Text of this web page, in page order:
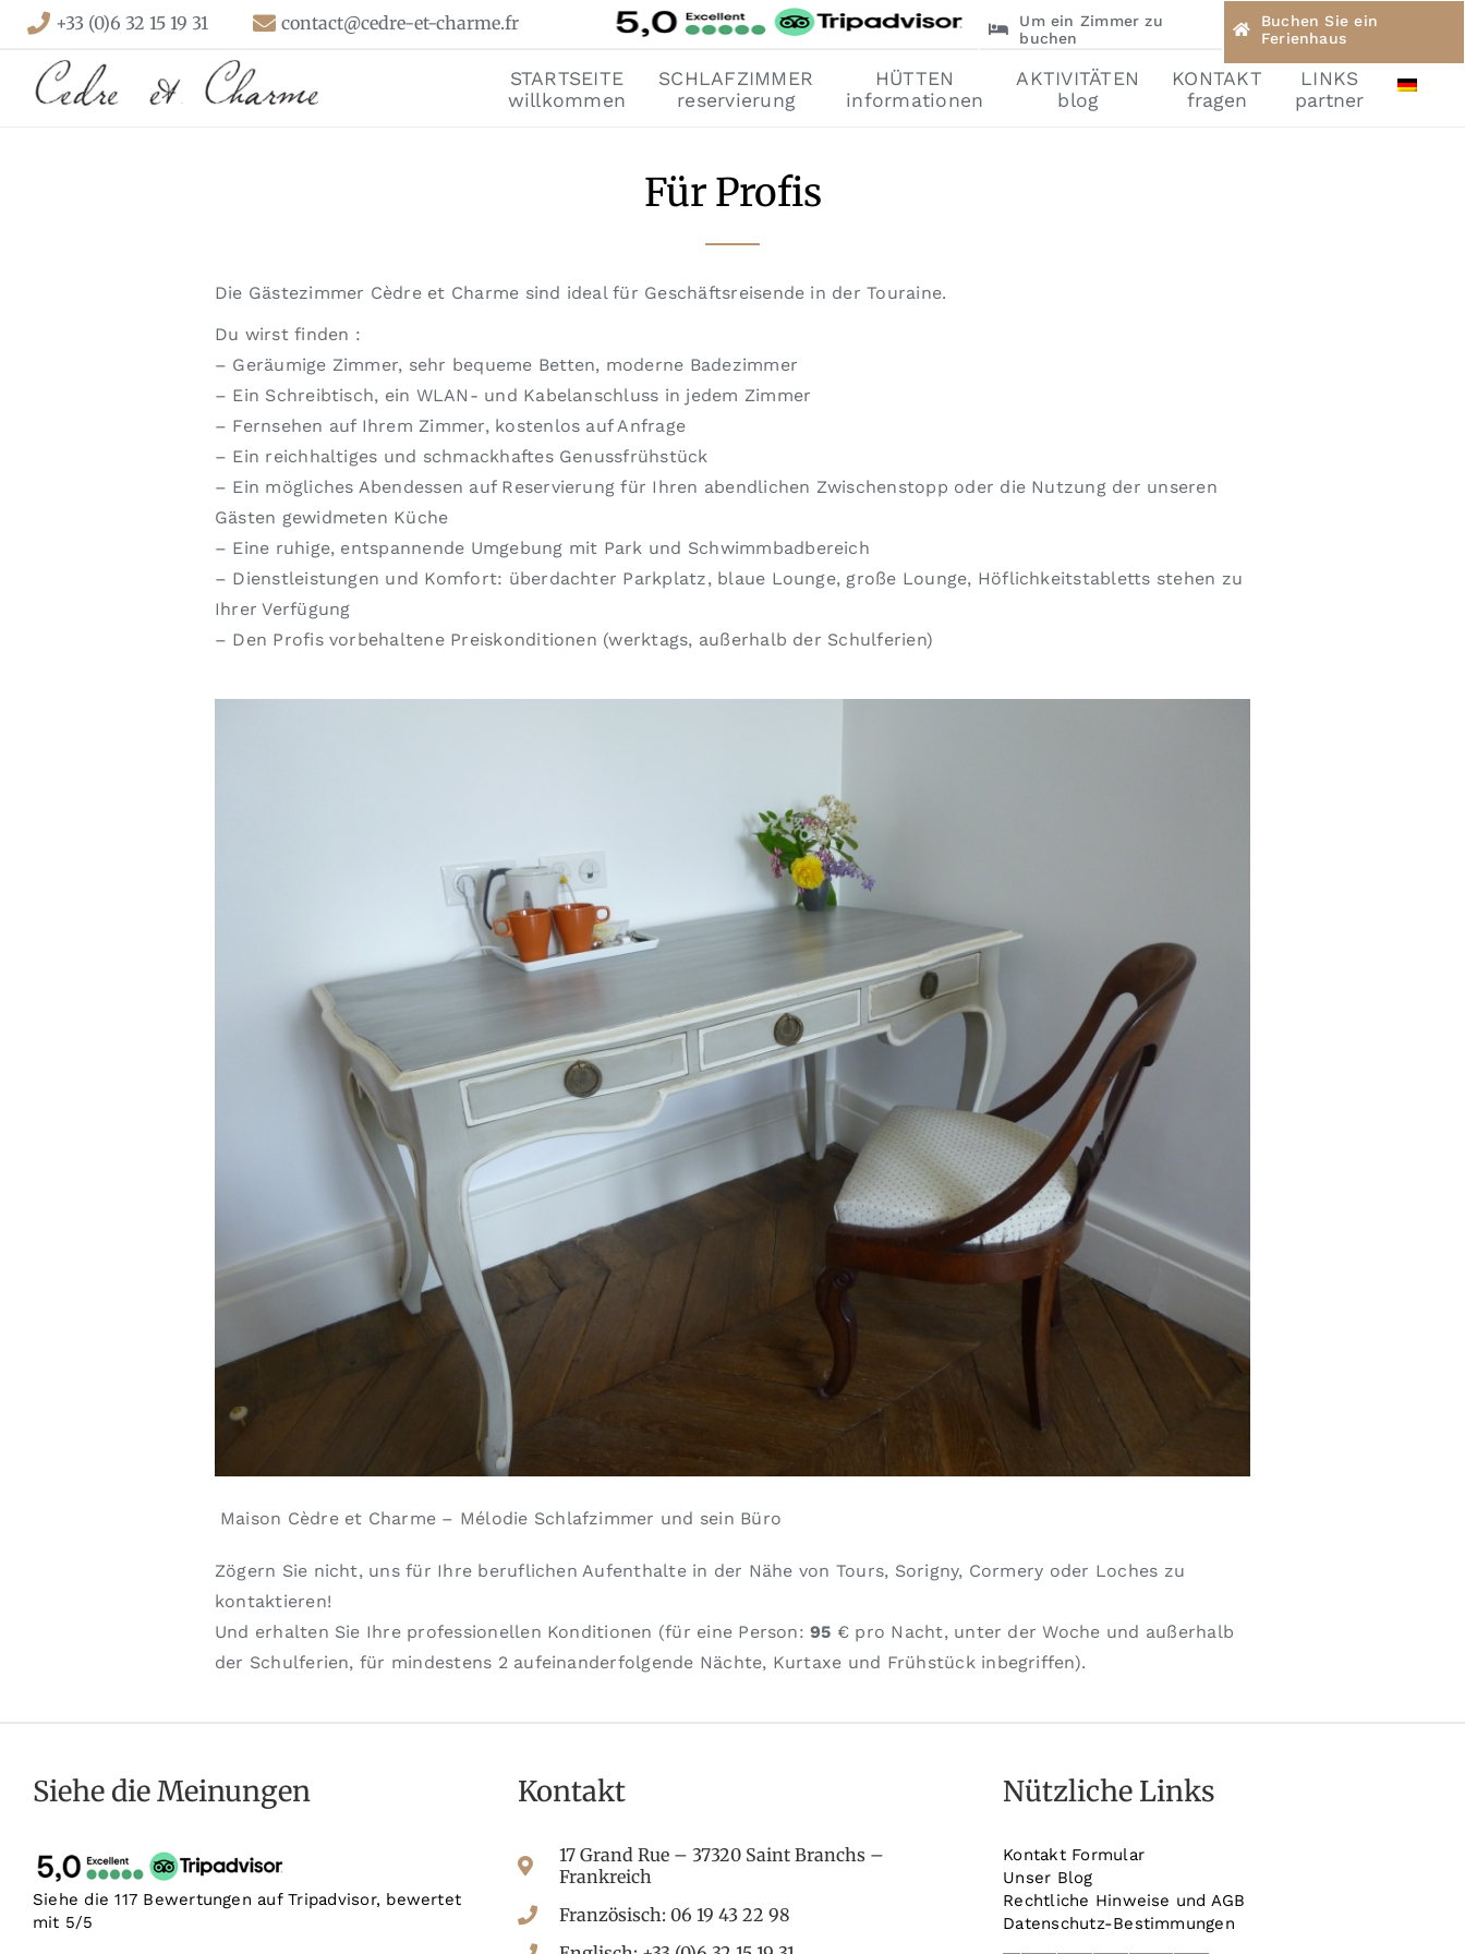
content
+33 (0)6 32 15 19 31 contact@cedre-et-charme.fr
Um ein Zimmer zu
buchen
Buchen Sie ein
Ferienhaus
STARTSEITE
willkommen
SCHLAFZIMMER
reservierung
HÜTTEN
informationen
AKTIVITÄTEN
blog
KONTAKT
fragen
LINKS
partner
Für Profis
Die Gästezimmer Cèdre et Charme sind ideal für Geschäftsreisende in der Touraine.
Du wirst finden :
– Geräumige Zimmer, sehr bequeme Betten, moderne Badezimmer
– Ein Schreibtisch, ein WLAN- und Kabelanschluss in jedem Zimmer
– Fernsehen auf Ihrem Zimmer, kostenlos auf Anfrage
– Ein reichhaltiges und schmackhaftes Genussfrühstück
– Ein mögliches Abendessen auf Reservierung für Ihren abendlichen Zwischenstopp oder die Nutzung der unseren
Gästen gewidmeten Küche
– Eine ruhige, entspannende Umgebung mit Park und Schwimmbadbereich
– Dienstleistungen und Komfort: überdachter Parkplatz, blaue Lounge, große Lounge, Höflichkeitstabletts stehen zu
Ihrer Verfügung
– Den Profis vorbehaltene Preiskonditionen (werktags, außerhalb der Schulferien)
Maison Cèdre et Charme – Mélodie Schlafzimmer und sein Büro
Zögern Sie nicht, uns für Ihre beruflichen Aufenthalte in der Nähe von Tours, Sorigny, Cormery oder Loches zu
kontaktieren!
Und erhalten Sie Ihre professionellen Konditionen (für eine Person:95 € pro Nacht, unter der Woche und außerhalb
der Schulferien, für mindestens 2 aufeinanderfolgende Nächte, Kurtaxe und Frühstück inbegriffen).
Siehe die Meinungen
Siehe die 117 Bewertungen auf Tripadvisor, bewertet
mit 5/5
Kontakt
17 Grand Rue – 37320 Saint Branchs –
Frankreich
Französisch: 06 19 43 22 98
Nützliche Links
Kontakt Formular
Unser Blog
Rechtliche Hinweise und AGB
Datenschutz-Bestimmungen